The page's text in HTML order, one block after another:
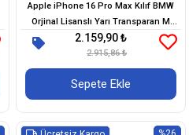
Apple iPhone 16 Pro Max Kılıf BMW
Orjinal Lisanslı Yarı Transparan M
Dizayn Çizgili Kapak
2.159,90 ₺
2.915,86 ₺
Sepete Ekle